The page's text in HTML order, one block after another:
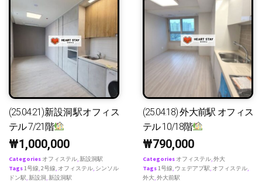
(25.04.21)新設洞駅オフィス
テル 7/21階
₩1,000,000
Categories オフィステル,新設洞駅
Tags1号線,2号線, オフィステル, シンソル
ドン駅,新設洞,新設洞駅
(25.04.18) 外大前駅 オフィス
テル 10/18階
₩790,000
Categories オフィステル,外大
Tags1号線, ウェデアプ駅, オフィステル,
外大,外大前駅